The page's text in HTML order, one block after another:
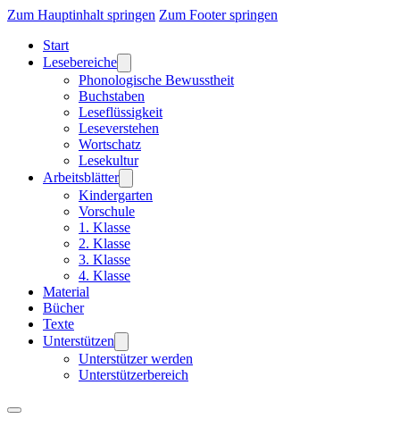
Zum Hauptinhalt springen Zum Footer springen
Start
Lesebereiche
Phonologische Bewusstheit
Buchstaben
Leseflüssigkeit
Leseverstehen
Wortschatz
Lesekultur
Arbeitsblätter
Kindergarten
Vorschule
1. Klasse
2. Klasse
3. Klasse
4. Klasse
Material
Bücher
Texte
Unterstützen
Unterstützer werden
Unterstützerbereich